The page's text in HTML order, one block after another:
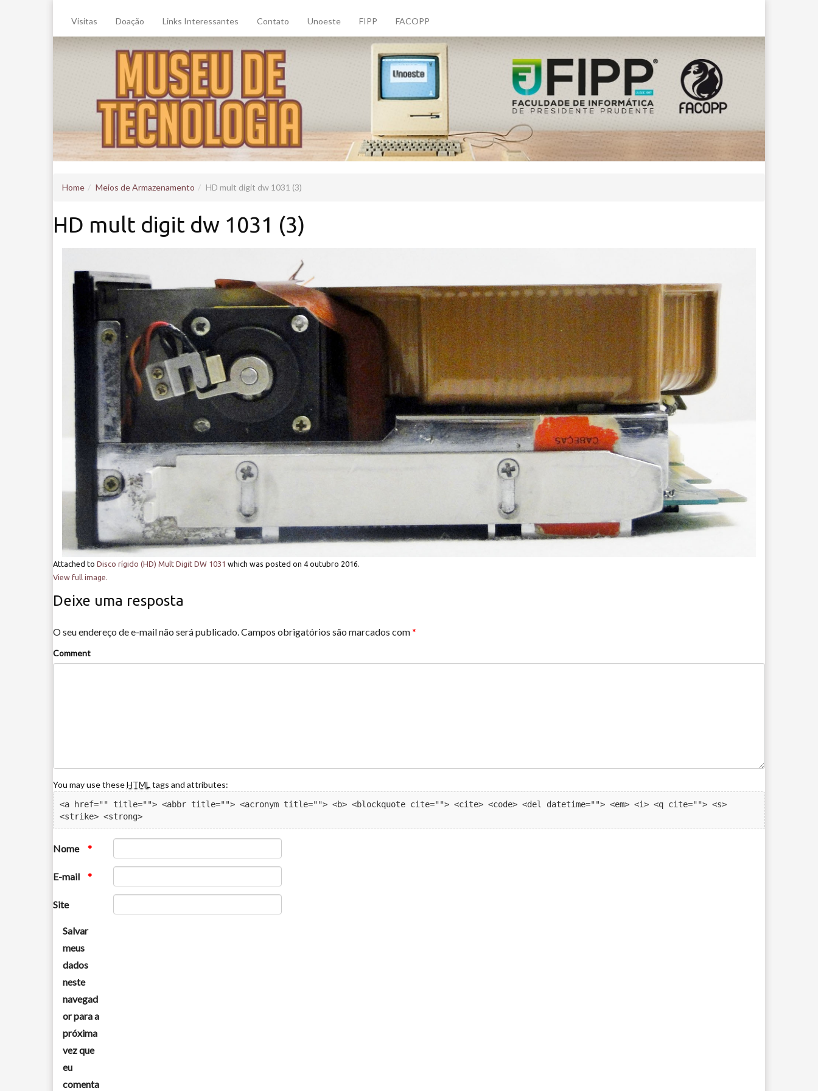
Visitas Doação Links Interessantes Contato Unoeste FIPP FACOPP
Home Meios de Armazenamento HD mult digit dw 1031 (3)
HD mult digit dw 1031 (3)
Attached to Disco rígido (HD) Mult Digit DW 1031 which was posted on 4 outubro 2016.
View full image.
Deixe uma resposta
O seu endereço de e-mail não será publicado.Campos obrigatórios são marcados com*
Comment
You may use theseHTML tags and attributes:
<a href="" title=""> <abbr title=""> <acronym title=""> <b> <blockquote cite=""> <cite> <code> <del datetime=""> <em> <i> <q cite=""> <s>
<strike> <strong>
Nome *
E-mail *
Site
Salvar
meus
dados
neste
navegad
or para a
próxima
vez que
eu
comenta